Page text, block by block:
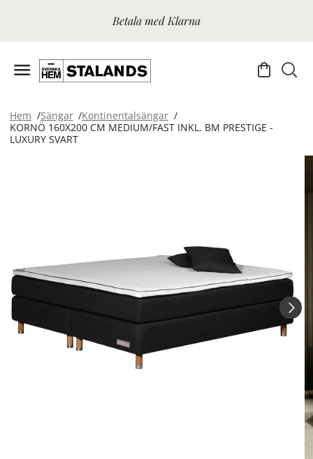
Betala med Klarna
Hem Sängar
Kontinentalsängar
KORNÖ 160X200 CM MEDIUM/FAST INKL. BM PRESTIGE -
LUXURY SVART